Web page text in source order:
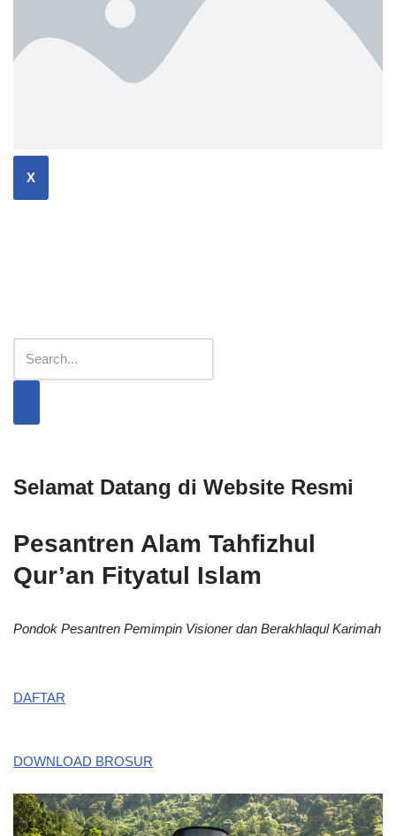
X
Selamat Datang di Website Resmi
Pesantren Alam Tahfizhul
Qur’an Fityatul Islam
Pondok Pesantren Pemimpin Visioner dan Berakhlaqul Karimah
DAFTAR
DOWNLOAD BROSUR